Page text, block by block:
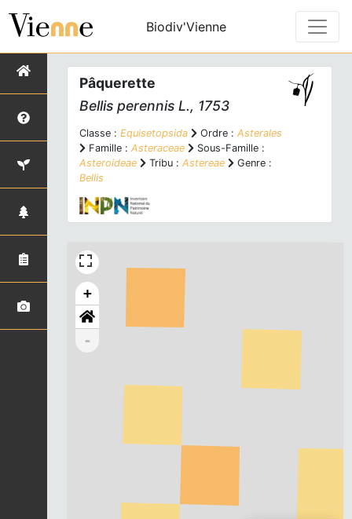
Biodiv'Vienne
Pâquerette
Bellis perennis L., 1753
Classe : Equisetopsida Ordre : Asterales
Famille : Asteraceae
Sous-Famille :
Asteroideae
Tribu : Astereae
Genre :
Bellis
+
-